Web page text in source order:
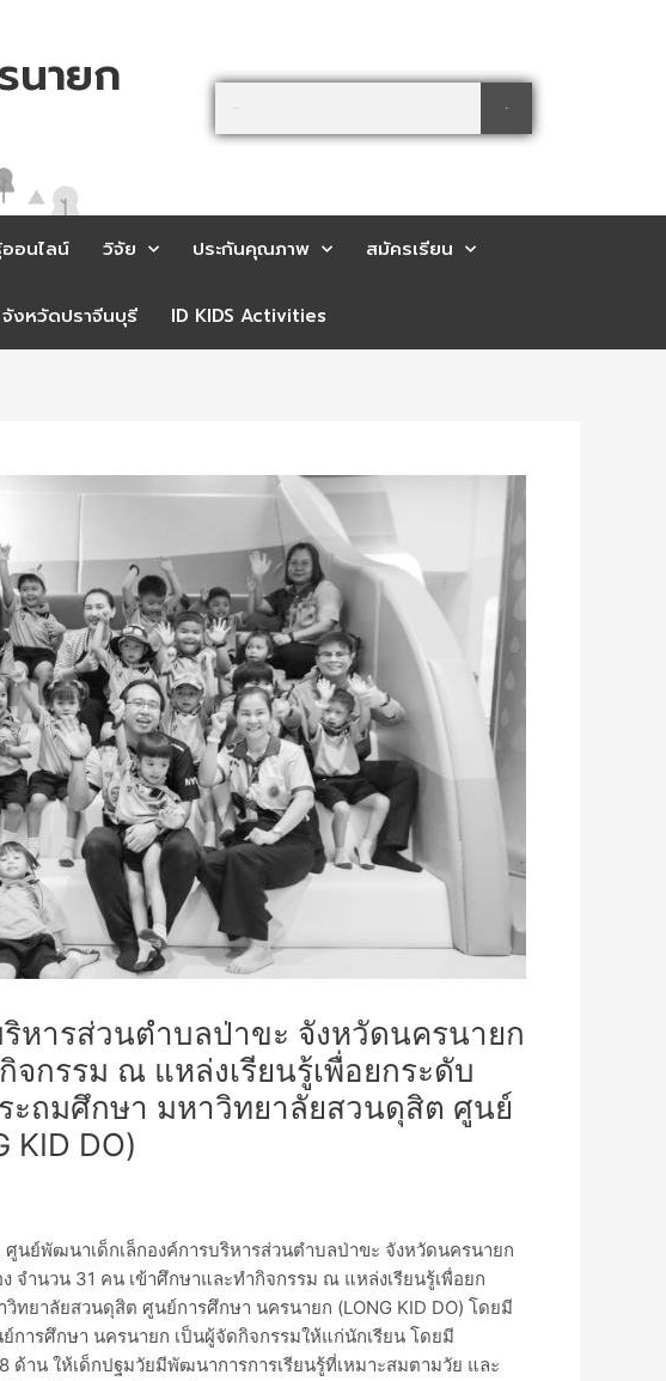
นายก
Search
อนไลน์ วิจัย ประกันคุณภาพ สมัครเรียน
งหวัดปราจีนบุรี ID KIDS Activities
หารส่วนตำบลป่าขะ จังหวัดนครนายก
กรรม ณ แหล่งเรียนรู้เพื่อยกระดับ
ถมศึกษา มหาวิทยาลัยสวนดุสิต ศูนย์
KID DO)
ศูนย์พัฒนาเด็กเล็กองค์การบริหารส่วนตำบลป่าขะ จังหวัดนครนายก
จำนวน 31 คน เข้าศึกษาและทำกิจกรรม ณ แหล่งเรียนรู้เพื่อยก
ทยาลัยสวนดุสิต ศูนย์การศึกษา นครนายก (LONG KID DO) โดยมี
ารศึกษา นครนายก เป็นผู้จัดกิจกรรมให้แก่นักเรียน โดยมี
าน ให้เด็กปฐมวัยมีพัฒนาการการเรียนรู้ที่เหมาะสมตามวัย และ